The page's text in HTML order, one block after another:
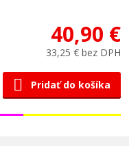
40,90 €
33,25 € bez DPH
Pridať do košíka